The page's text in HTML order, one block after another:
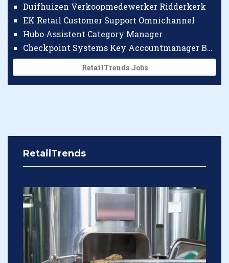
Duifhuizen Verkoopmedewerker Ridderkerk
EK Retail Customer Support Omnichannel
Hubo Assistent Category Manager
Checkpoint Systems Key Accountmanager Benelux
RetailTrends Jobs
RetailTrends